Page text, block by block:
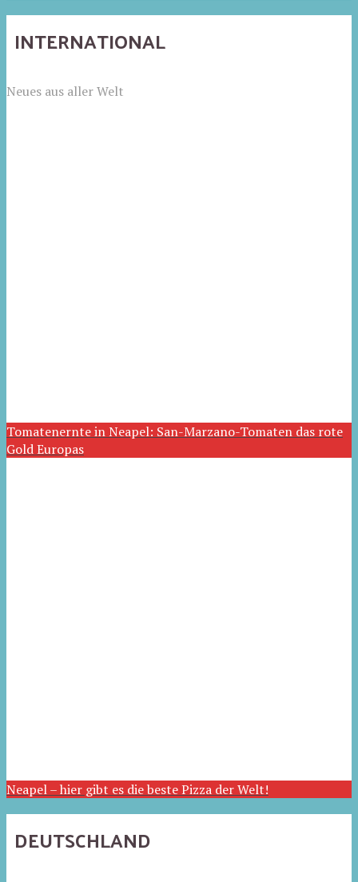
INTERNATIONAL
Neues aus aller Welt
Tomatenernte in Neapel: San-Marzano-Tomaten das rote
Gold Europas
Neapel – hier gibt es die beste Pizza der Welt!
DEUTSCHLAND